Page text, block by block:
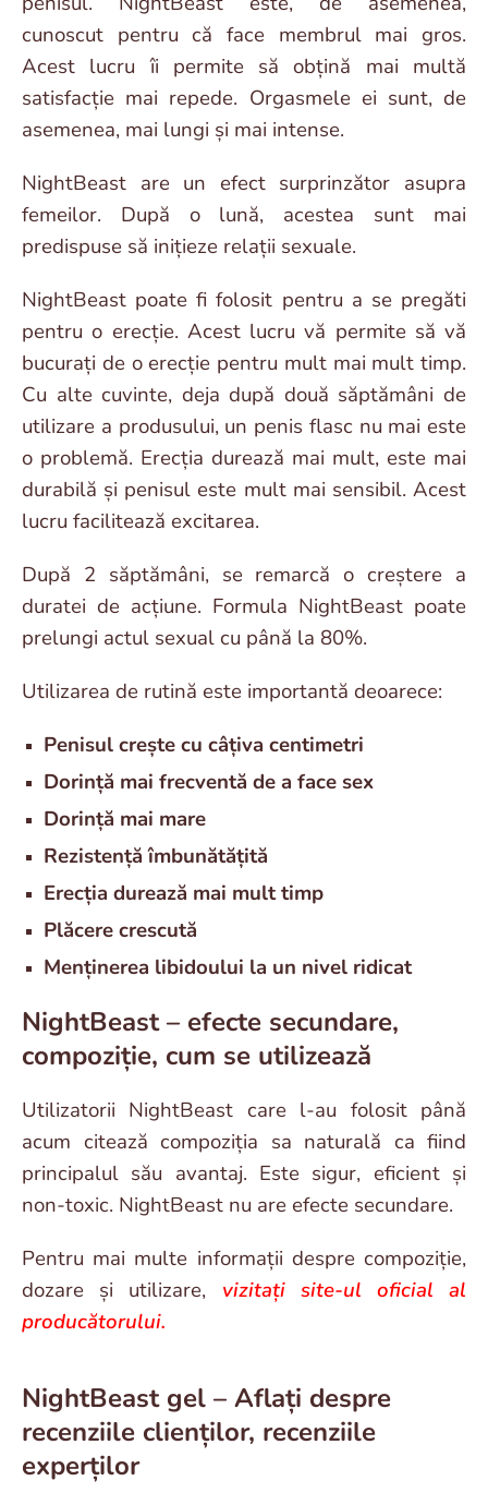
cunoscut pentru că face membrul mai gros.
Acest lucru îi permite să obțină mai multă
satisfacție mai repede. Orgasmele ei sunt, de
asemenea, mai lungi și mai intense.
NightBeast are un efect surprinzător asupra
femeilor. După o lună, acestea sunt mai
predispuse să inițieze relații sexuale.
NightBeast poate fi folosit pentru a se pregăti
pentru o erecție. Acest lucru vă permite să vă
bucurați de o erecție pentru mult mai mult timp.
Cu alte cuvinte, deja după două săptămâni de
utilizare a produsului, un penis flasc nu mai este
o problemă. Erecția durează mai mult, este mai
durabilă și penisul este mult mai sensibil. Acest
lucru facilitează excitarea.
După 2 săptămâni, se remarcă o creștere a
duratei de acțiune. Formula NightBeast poate
prelungi actul sexual cu până la 80%.
Utilizarea de rutină este importantă deoarece:
Penisul crește cu câțiva centimetri
Dorință mai frecventă de a face sex
Dorință mai mare
Rezistență îmbunătățită
Erecția durează mai mult timp
Plăcere crescută
Menținerea libidoului la un nivel ridicat
NightBeast – efecte secundare,
compoziție, cum se utilizează
Utilizatorii NightBeast care l-au folosit până
acum citează compoziția sa naturală ca fiind
principalul său avantaj. Este sigur, eficient și
non-toxic. NightBeast nu are efecte secundare.
Pentru mai multe informații despre compoziție,
dozare și utilizare, vizitați site-ul oficial al
producătorului.
NightBeast gel – Aflați despre
recenziile clienților, recenziile
experților